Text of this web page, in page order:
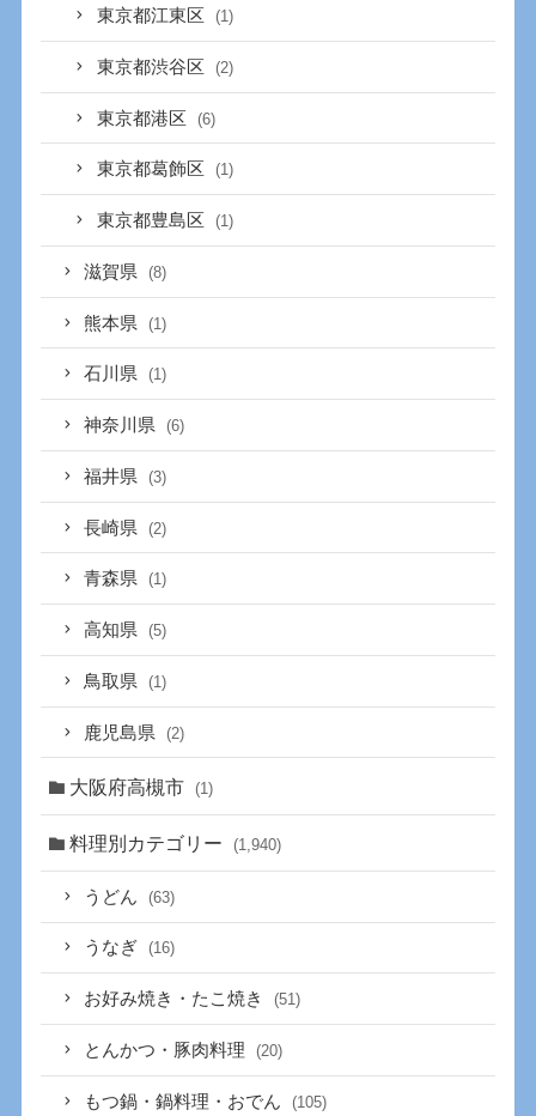
東京都江東区 (1)
東京都渋谷区 (2)
東京都港区 (6)
東京都葛飾区 (1)
東京都豊島区 (1)
滋賀県 (8)
熊本県 (1)
石川県 (1)
神奈川県 (6)
福井県 (3)
長崎県 (2)
青森県 (1)
高知県 (5)
鳥取県 (1)
鹿児島県 (2)
大阪府高槻市 (1)
料理別カテゴリー (1,940)
うどん (63)
うなぎ (16)
お好み焼き・たこ焼き (51)
とんかつ・豚肉料理 (20)
もつ鍋・鍋料理・おでん (105)